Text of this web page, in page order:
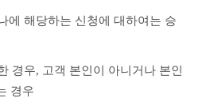
에 해당하는 신청에 대하여는 승
경우, 고객 본인이 아니거나 본인
경우